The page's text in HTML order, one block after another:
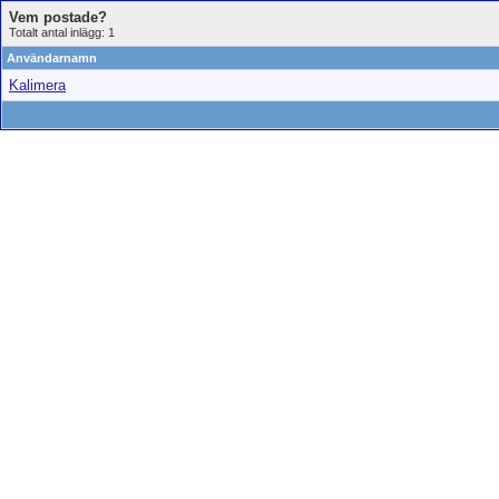
Vem postade?
Totalt antal inlägg: 1
Användarnamn
Kalimera